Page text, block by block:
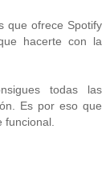
que ofrece Spotify
hacerte con la
todas las
Es por eso que
funcional.